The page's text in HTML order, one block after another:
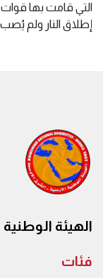
التي قامت بها قوات
إطلاق النار ولم
الهيئة
فئات